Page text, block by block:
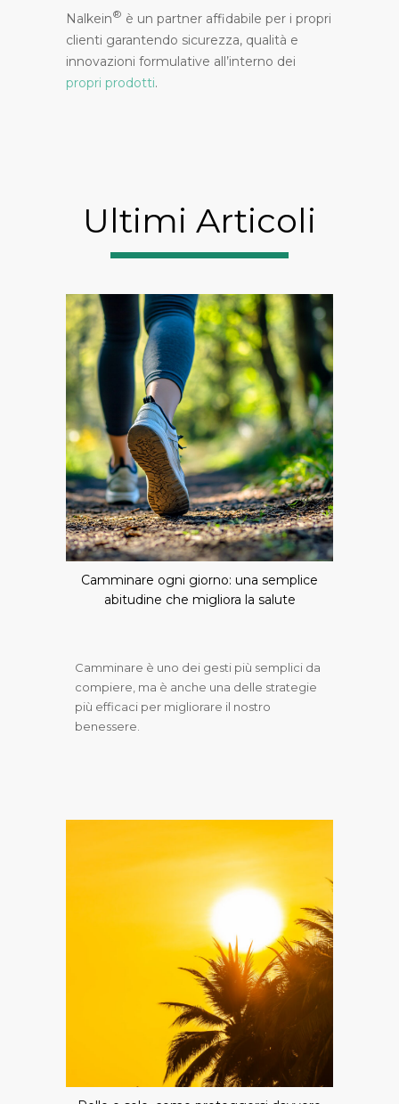
Nalkein® è un partner affidabile per i propri
clienti garantendo sicurezza, qualità e
innovazioni formulative all’interno dei
propri prodotti.
Ultimi Articoli
Camminare ogni giorno: una semplice
abitudine che migliora la salute
Camminare è uno dei gesti più semplici da
compiere, ma è anche una delle strategie
più efficaci per migliorare il nostro
benessere.